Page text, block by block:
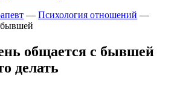
— Психология отношений —
бывшей
общается с бывшей
делать